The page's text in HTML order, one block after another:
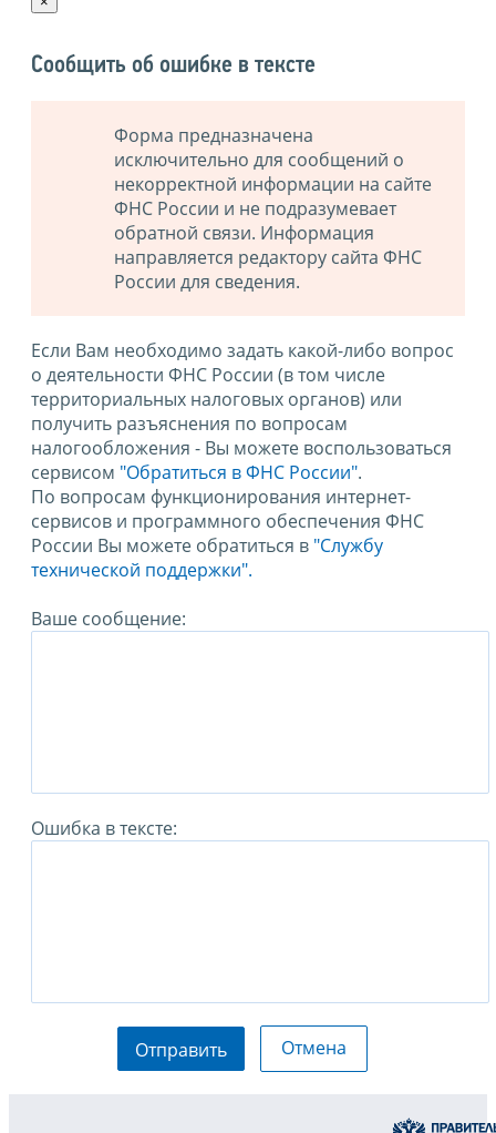
Сообщить об ошибке в тексте
Форма предназначена
исключительно для сообщений о
некорректной информации на сайте
ФНС России и не подразумевает
обратной связи. Информация
направляется редактору сайта ФНС
России для сведения.
Если Вам необходимо задать какой-либо вопрос
о деятельности ФНС России (в том числе
территориальных налоговых органов) или
получить разъяснения по вопросам
налогообложения - Вы можете воспользоваться
сервисом "Обратиться в ФНС России".
По вопросам функционирования интернет-
сервисов и программного обеспечения ФНС
России Вы можете обратиться в "Службу
технической поддержки".
Ваше сообщение:
Ошибка в тексте:
Отправить Отмена